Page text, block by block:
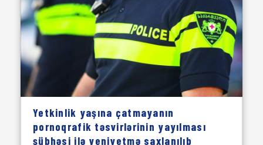
Yetkinlik yaşına çatmayanın
pornoqrafik təsvirlərinin yayılması
şübhəsi ilə yeniyetmə saxlanılıb